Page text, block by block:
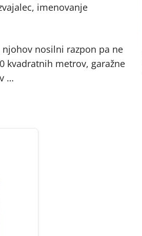
imenovanje
nosilni razpon pa ne
kvadratnih metrov, garažne
…